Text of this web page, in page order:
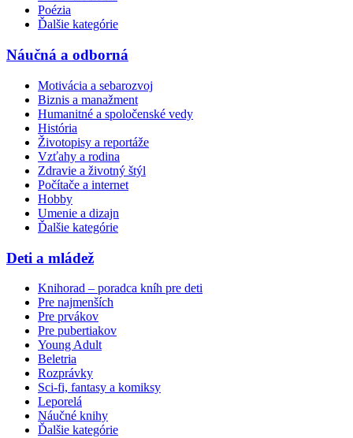
Poézia
Ďalšie kategórie
Náučná a odborná
Motivácia a sebarozvoj
Biznis a manažment
Humanitné a spoločenské vedy
História
Životopisy a reportáže
Vzťahy a rodina
Zdravie a životný štýl
Počítače a internet
Hobby
Umenie a dizajn
Ďalšie kategórie
Deti a mládež
Knihorad – poradca kníh pre deti
Pre najmenších
Pre prvákov
Pre pubertiakov
Young Adult
Beletria
Rozprávky
Sci-fi, fantasy a komiksy
Leporelá
Náučné knihy
Ďalšie kategórie